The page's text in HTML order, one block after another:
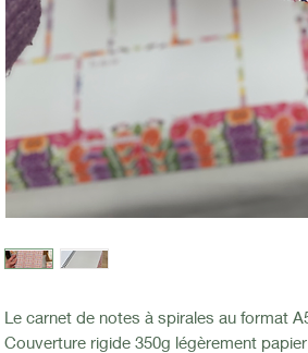
Le carnet de notes à spirales au format
Couverture rigide 350g légèrement